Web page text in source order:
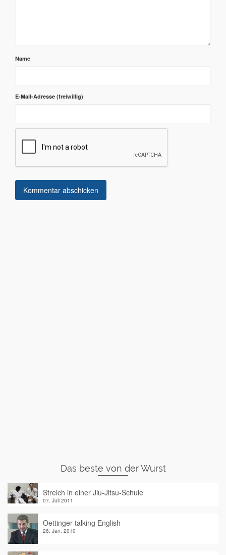
Name
E-Mail-Adresse
Das beste von der Wurst
Streich in einer Jiu-Jitsu-Schule
07. Juli 2011
Oettinger talking English
26. Jan. 2010